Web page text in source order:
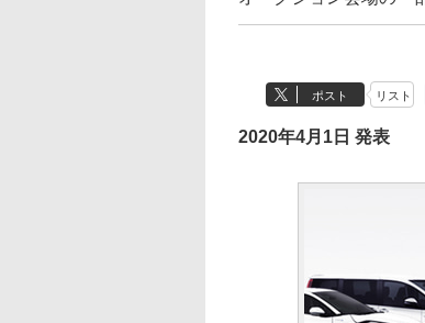
ポスト リスト
2020年4月1日 発表